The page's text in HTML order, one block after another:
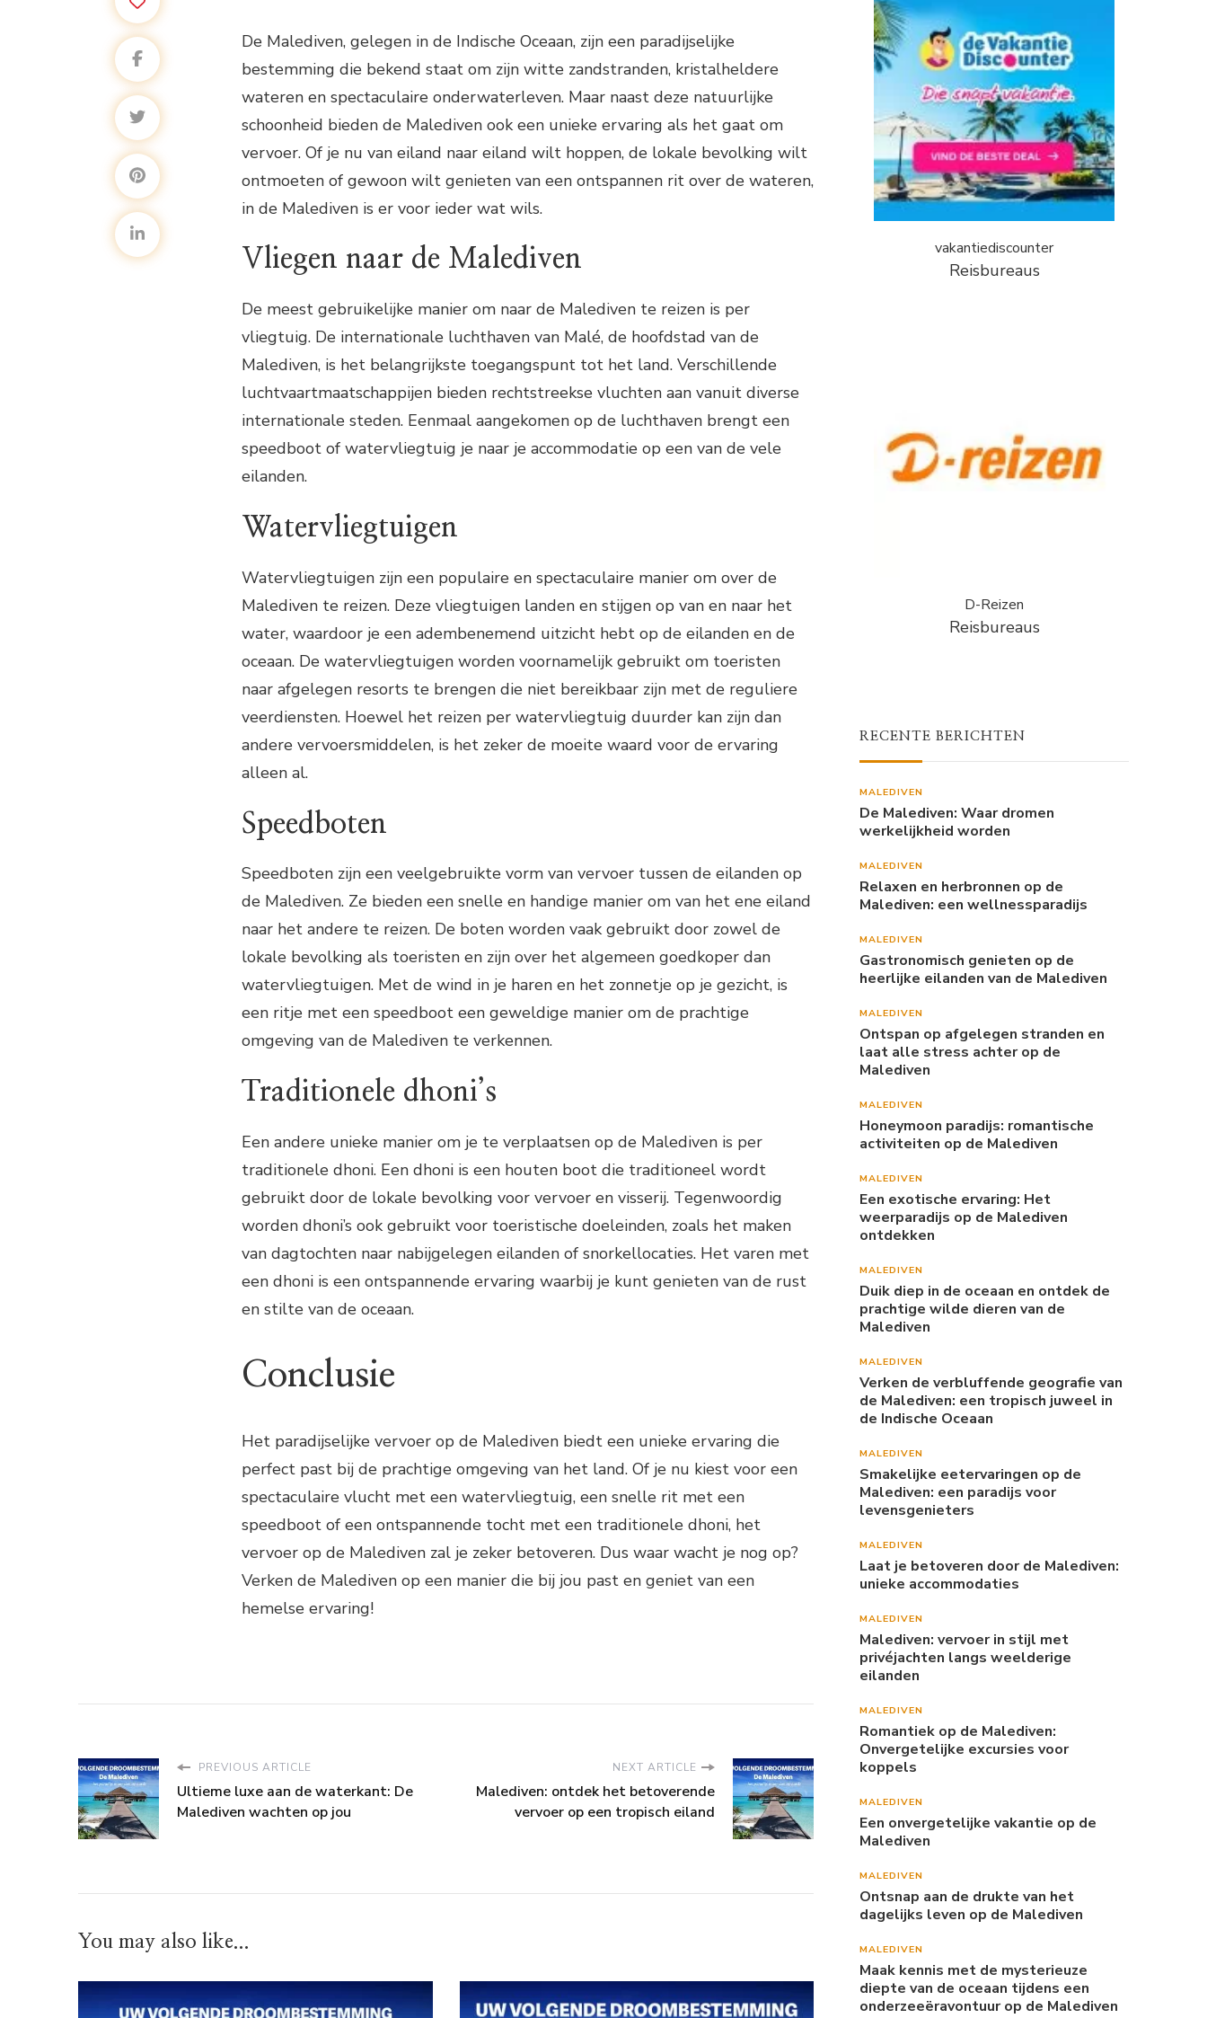
De Malediven, gelegen in de Indische Oceaan, zijn een paradijselijke
bestemming die bekend staat om zijn witte zandstranden, kristalheldere
wateren en spectaculaire onderwaterleven. Maar naast deze natuurlijke
schoonheid bieden de Malediven ook een unieke ervaring als het gaat om
vervoer. Of je nu van eiland naar eiland wilt hoppen, de lokale bevolking wilt
ontmoeten of gewoon wilt genieten van een ontspannen rit over de wateren,
in de Malediven is er voor ieder wat wils.
Vliegen naar de Malediven
De meest gebruikelijke manier om naar de Malediven te reizen is per
vliegtuig. De internationale luchthaven van Malé, de hoofdstad van de
Malediven, is het belangrijkste toegangspunt tot het land. Verschillende
luchtvaartmaatschappijen bieden rechtstreekse vluchten aan vanuit diverse
internationale steden. Eenmaal aangekomen op de luchthaven brengt een
speedboot of watervliegtuig je naar je accommodatie op een van de vele
eilanden.
Watervliegtuigen
Watervliegtuigen zijn een populaire en spectaculaire manier om over de
Malediven te reizen. Deze vliegtuigen landen en stijgen op van en naar het
water, waardoor je een adembenemend uitzicht hebt op de eilanden en de
oceaan. De watervliegtuigen worden voornamelijk gebruikt om toeristen
naar afgelegen resorts te brengen die niet bereikbaar zijn met de reguliere
veerdiensten. Hoewel het reizen per watervliegtuig duurder kan zijn dan
andere vervoersmiddelen, is het zeker de moeite waard voor de ervaring
alleen al.
Speedboten
Speedboten zijn een veelgebruikte vorm van vervoer tussen de eilanden op
de Malediven. Ze bieden een snelle en handige manier om van het ene eiland
naar het andere te reizen. De boten worden vaak gebruikt door zowel de
lokale bevolking als toeristen en zijn over het algemeen goedkoper dan
watervliegtuigen. Met de wind in je haren en het zonnetje op je gezicht, is
een ritje met een speedboot een geweldige manier om de prachtige
omgeving van de Malediven te verkennen.
Traditionele dhoni’s
Een andere unieke manier om je te verplaatsen op de Malediven is per
traditionele dhoni. Een dhoni is een houten boot die traditioneel wordt
gebruikt door de lokale bevolking voor vervoer en visserij. Tegenwoordig
worden dhoni’s ook gebruikt voor toeristische doeleinden, zoals het maken
van dagtochten naar nabijgelegen eilanden of snorkellocaties. Het varen met
een dhoni is een ontspannende ervaring waarbij je kunt genieten van de rust
en stilte van de oceaan.
Conclusie
Het paradijselijke vervoer op de Malediven biedt een unieke ervaring die
perfect past bij de prachtige omgeving van het land. Of je nu kiest voor een
spectaculaire vlucht met een watervliegtuig, een snelle rit met een
speedboot of een ontspannende tocht met een traditionele dhoni, het
vervoer op de Malediven zal je zeker betoveren. Dus waar wacht je nog op?
Verken de Malediven op een manier die bij jou past en geniet van een
hemelse ervaring!
PREVIOUS ARTICLE
Ultieme luxe aan de waterkant: De
Malediven wachten op jou
NEXT ARTICLE
Malediven: ontdek het betoverende
vervoer op een tropisch eiland
You may also like...
vakantiediscounter
Reisbureaus
D-Reizen
Reisbureaus
RECENTE BERICHTEN
MALEDIVEN
De Malediven: Waar dromen
werkelijkheid worden
MALEDIVEN
Relaxen en herbronnen op de
Malediven: een wellnessparadijs
MALEDIVEN
Gastronomisch genieten op de
heerlijke eilanden van de Malediven
MALEDIVEN
Ontspan op afgelegen stranden en
laat alle stress achter op de
Malediven
MALEDIVEN
Honeymoon paradijs: romantische
activiteiten op de Malediven
MALEDIVEN
Een exotische ervaring: Het
weerparadijs op de Malediven
ontdekken
MALEDIVEN
Duik diep in de oceaan en ontdek de
prachtige wilde dieren van de
Malediven
MALEDIVEN
Verken de verbluffende geografie van
de Malediven: een tropisch juweel in
de Indische Oceaan
MALEDIVEN
Smakelijke eetervaringen op de
Malediven: een paradijs voor
levensgenieters
MALEDIVEN
Laat je betoveren door de Malediven:
unieke accommodaties
MALEDIVEN
Malediven: vervoer in stijl met
privéjachten langs weelderige
eilanden
MALEDIVEN
Romantiek op de Malediven:
Onvergetelijke excursies voor
koppels
MALEDIVEN
Een onvergetelijke vakantie op de
Malediven
MALEDIVEN
Ontsnap aan de drukte van het
dagelijks leven op de Malediven
MALEDIVEN
Maak kennis met de mysterieuze
diepte van de oceaan tijdens een
onderzeeëravontuur op de Malediven